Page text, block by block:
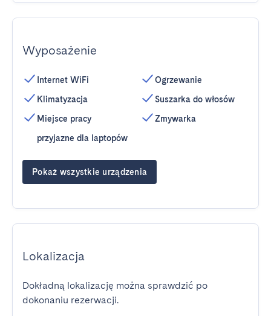
Wyposażenie
Internet WiFi
Klimatyzacja
Miejsce pracy
przyjazne dla laptopów
Ogrzewanie
Suszarka do włosów
Zmywarka
Pokaż wszystkie urządzenia
Lokalizacja
Dokładną lokalizację można sprawdzić po
dokonaniu rezerwacji.